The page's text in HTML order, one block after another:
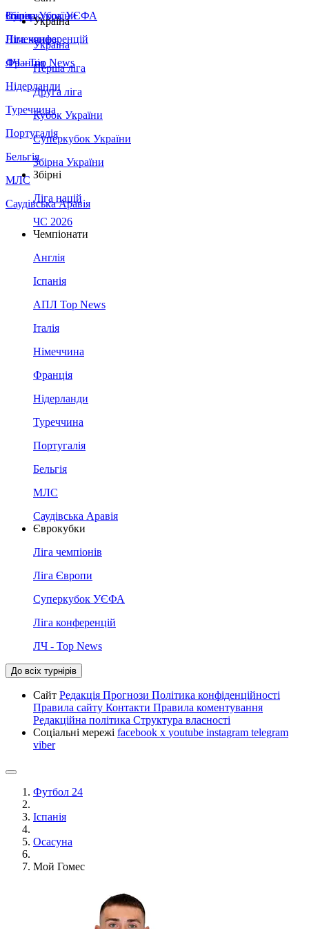
Збірна України
Італія
Німеччина
Франція
Нідерланди
Туреччина
Португалія
Бельгія
МЛС
Саудівська Аравія
Суперкубок УЄФА
Ліга конференцій
ЛЧ - Top News
Україна
Україна
Перша ліга
Друга ліга
Кубок України
Суперкубок України
Збірна України
Збірні
Ліга націй
ЧС 2026
Чемпіонати
Англія
Іспанія
АПЛ Top News
Італія
Німеччина
Франція
Нідерланди
Туреччина
Португалія
Бельгія
МЛС
Саудівська Аравія
Єврокубки
Ліга чемпіонів
Ліга Європи
Суперкубок УЄФА
Ліга конференцій
ЛЧ - Top News
До всіх турнірів
Сайт Редакція Прогнози Політика конфіденційності
Правила сайту Контакти Правила коментування
Редакційна політика Структура власності
Соціальні мережі facebook x youtube instagram telegram
viber
Футбол 24
Іспанія
Осасуна
Мой Гомес